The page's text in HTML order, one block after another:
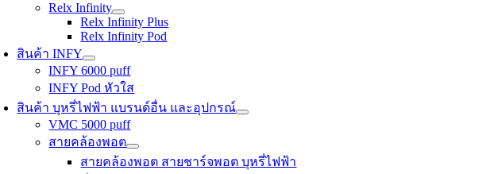
Relx Infinity
Relx Infinity Plus
Relx Infinity Pod
สินค้า INFY
INFY 6000 puff
INFY Pod หัวใส
สินค้า บุหรี่ไฟฟ้า แบรนด์อื่น และอุปกรณ์
VMC 5000 puff
สายคล้องพอต
สายคล้องพอต สายชาร์จพอต บุหรี่ไฟฟ้า